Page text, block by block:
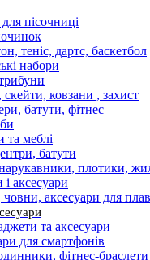
пісочниці
теніс, дартс, баскетбол
набори
ковзани , захист
батути, фітнес
та меблі
батути
плотики,
аксесуари
аксесуари для
та аксесуари
для смартфонів
фітнес-браслети